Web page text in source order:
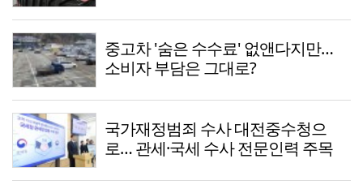
중고차 '숨은 수수료' 없앤다지만…
소비자 부담은 그대로?
국가재정범죄 수사 대전중수청으
로… 관세·국세 수사 전문인력 주목